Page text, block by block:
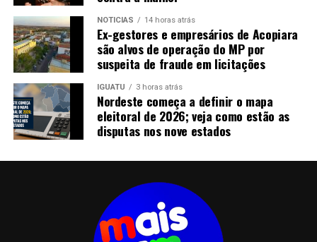
NOTICIAS 14 horas atrás
Ex-gestores e empresários de Acopiara
são alvos de operação do MP por
suspeita de fraude em licitações
IGUATU 3 horas atrás
Nordeste começa a definir o mapa
eleitoral de 2026; veja como estão as
disputas nos nove estados